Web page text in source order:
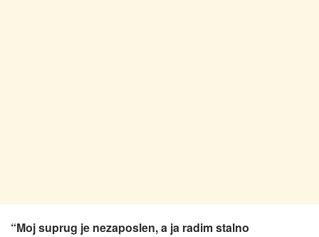
“Moj suprug je nezaposlen, a ja radim stalno